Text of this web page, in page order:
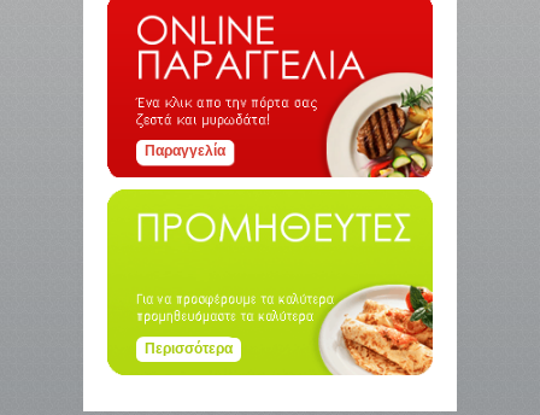
Παραγγελία
Περισσότερα